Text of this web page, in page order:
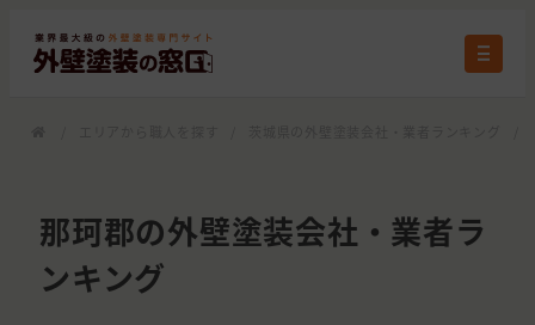
那珂郡の外壁塗装会社・業者ラ
ンキング